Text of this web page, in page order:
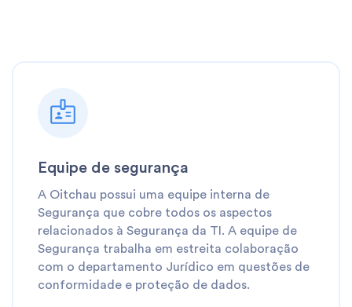
Equipe de segurança
A Oitchau possui uma equipe interna de
Segurança que cobre todos os aspectos
relacionados à Segurança da TI. A equipe de
Segurança trabalha em estreita colaboração
com o departamento Jurídico em questões de
conformidade e proteção de dados.